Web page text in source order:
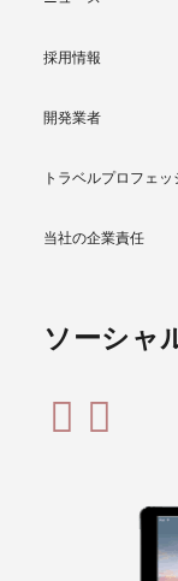
採用情報
開発業者
トラベルプロフェ
当社の企業責任
ソーシャ